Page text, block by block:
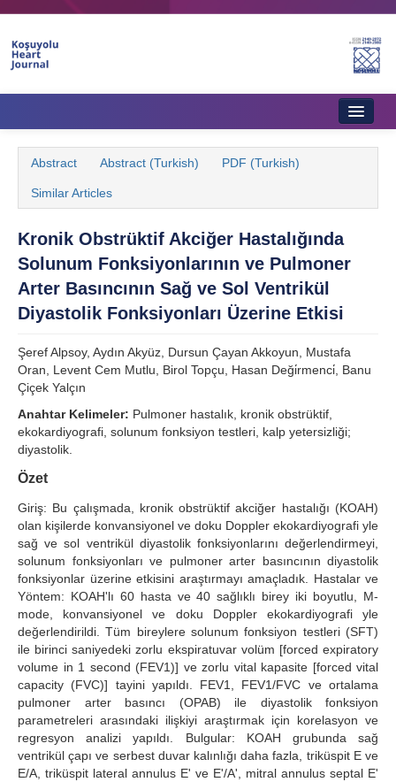
Aims & Scope
Editorial Board
Instructions to Authors
Instructions to Reviewers
Ethics & Policies
Contact Us
Abstract Abstract (Turkish) PDF (Turkish)
Similar Articles
Kronik Obstrüktif Akciğer Hastalığında
Solunum Fonksiyonlarının ve Pulmoner
Arter Basıncının Sağ ve Sol Ventrikül
Diyastolik Fonksiyonları Üzerine Etkisi
Şeref Alpsoy, Aydın Akyüz, Dursun Çayan Akkoyun, Mustafa
Oran, Levent Cem Mutlu, Birol Topçu, Hasan Deği̇rmenci̇, Banu
Çiçek Yalçın
Anahtar Kelimeler: Pulmoner hastalık, kronik obstrüktif,
ekokardiyografi, solunum fonksiyon testleri, kalp yetersizliği;
diyastolik.
Özet
Giriş: Bu çalışmada, kronik obstrüktif akciğer hastalığı (KOAH)
olan kişilerde konvansiyonel ve doku Doppler ekokardiyografi yle
sağ ve sol ventrikül diyastolik fonksiyonlarını değerlendirmeyi,
solunum fonksiyonları ve pulmoner arter basıncının diyastolik
fonksiyonlar üzerine etkisini araştırmayı amaçladık. Hastalar ve
Yöntem: KOAH'lı 60 hasta ve 40 sağlıklı birey iki boyutlu, M-
mode, konvansiyonel ve doku Doppler ekokardiyografi yle
değerlendirildi. Tüm bireylere solunum fonksiyon testleri (SFT)
ile birinci saniyedeki zorlu ekspiratuvar volüm [forced expiratory
volume in 1 second (FEV1)] ve zorlu vital kapasite [forced vital
capacity (FVC)] tayini yapıldı. FEV1, FEV1/FVC ve ortalama
pulmoner arter basıncı (OPAB) ile diyastolik fonksiyon
parametreleri arasındaki ilişkiyi araştırmak için korelasyon ve
regresyon analizi yapıldı. Bulgular: KOAH grubunda sağ
ventrikül çapı ve serbest duvar kalınlığı daha fazla, triküspit E ve
E/A, triküspit lateral annulus E' ve E'/A', mitral annulus septal E'